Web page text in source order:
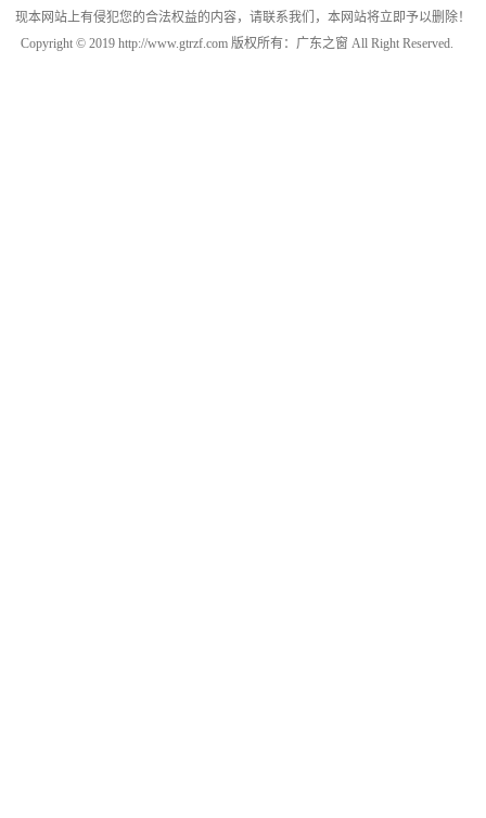
现本网站上有侵犯您的合法权益的内容，请联系我们，本网站将立即予以删除！
Copyright © 2019 http://www.gtrzf.com 版权所有：广东之窗 All Right Reserved.